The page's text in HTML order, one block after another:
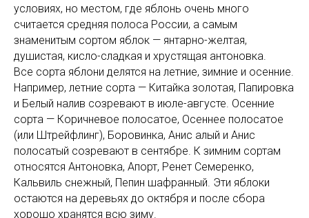
условиях, но местом, где яблонь очень много
считается средняя полоса России, а самым
знаменитым сортом яблок — янтарно-желтая,
душистая, кисло-сладкая и хрустящая антоновка.
Все сорта яблони делятся на летние, зимние и осенние.
Например, летние сорта — Китайка золотая, Папировка
и Белый налив созревают в июле-августе. Осенние
сорта — Коричневое полосатое, Осеннее полосатое
(или Штрейфлинг), Боровинка, Анис алый и Анис
полосатый созревают в сентябре. К зимним сортам
относятся Антоновка, Апорт, Ренет Семеренко,
Кальвиль снежный, Пепин шафранный. Эти яблоки
остаются на деревьях до октября и после сбора
хорошо хранятся всю зиму.